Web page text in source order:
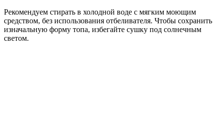
Рекомендуем стирать в холодной воде с мягким моющим
средством, без использования отбеливателя. Чтобы сохранить
изначальную форму топа, избегайте сушку под солнечным
светом.